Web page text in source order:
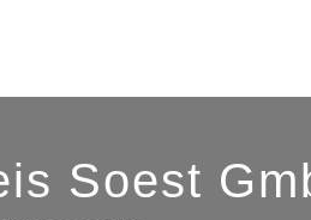
Soest